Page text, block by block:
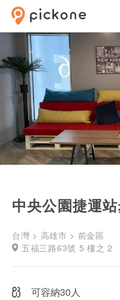
台灣 > 高雄市 > 前金區
五福三路63號 5 樓之 2
可容納30人